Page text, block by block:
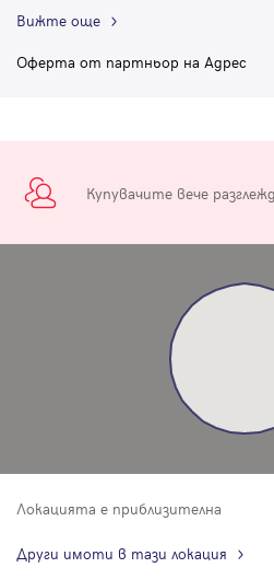
Вижте още
Оферта от партньор на Адрес
Купувачите вече
Локацията е приблизителна
Други имоти в тази локация